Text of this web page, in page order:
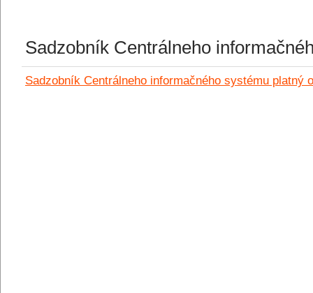
Sadzobník Centrálneho
Sadzobník Centrálneho informačného systému platný